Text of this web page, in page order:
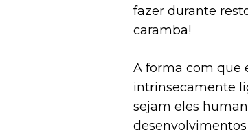
fazer durante
caramba!
A forma com que
intrinsecamente
sejam eles